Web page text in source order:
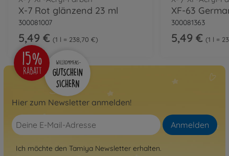
X-7 Rot glänzend 23 ml
300081007
5,49 € 1 l = 238,70 €
300081363
5,49 € 1 l =
Hier zum Newsletter anmelden!
Anmelden
Ich möchte den Tamiya Newsletter erhalten.